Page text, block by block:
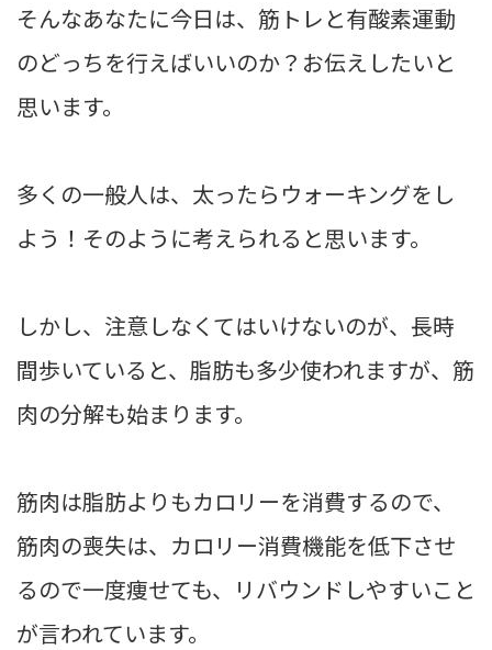
そんなあなたに今日は、筋トレと有酸素運動
のどっちを行えばいいのか？お伝えしたいと
思います。
多くの一般人は、太ったらウォーキングをし
よう！そのように考えられると思います。
しかし、注意しなくてはいけないのが、長時
間歩いていると、脂肪も多少使われますが、筋
肉の分解も始まります。
筋肉は脂肪よりもカロリーを消費するので、
筋肉の喪失は、カロリー消費機能を低下させ
るので一度痩せても、リバウンドしやすいこと
が言われています。